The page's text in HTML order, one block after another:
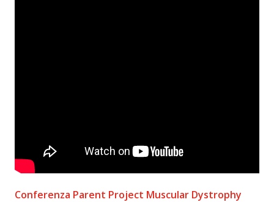
Conferenza Parent Project Muscular Dystrophy